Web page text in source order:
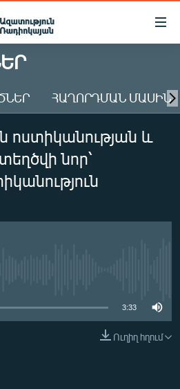
ՀԱՂՈՐԴՄԱՆ ՄԱՍԻՆ
և
նոր՝
3:33
Ուղիղ հղում